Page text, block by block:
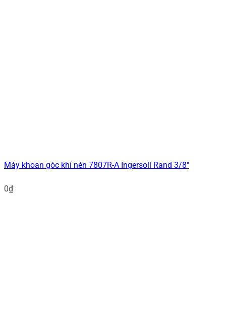
Máy khoan góc khí nén 7807R-A Ingersoll Rand 3/8″
0₫